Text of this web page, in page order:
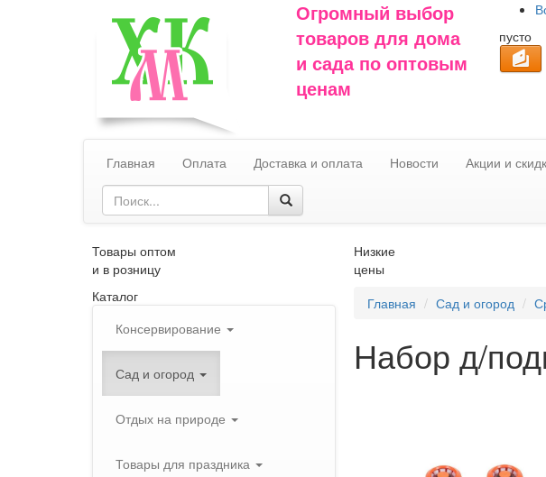
Огромный выбор
товаров для дома
и сада по оптовым
ценам
пусто
Главная Оплата Доставка и оплата Новости Акции и
Товары оптом
и в розницу
Низкие
цены
Каталог
Консервирование
Сад и огород
Отдых на природе
Товары для праздника
Главная Сад и огород
Набор д/